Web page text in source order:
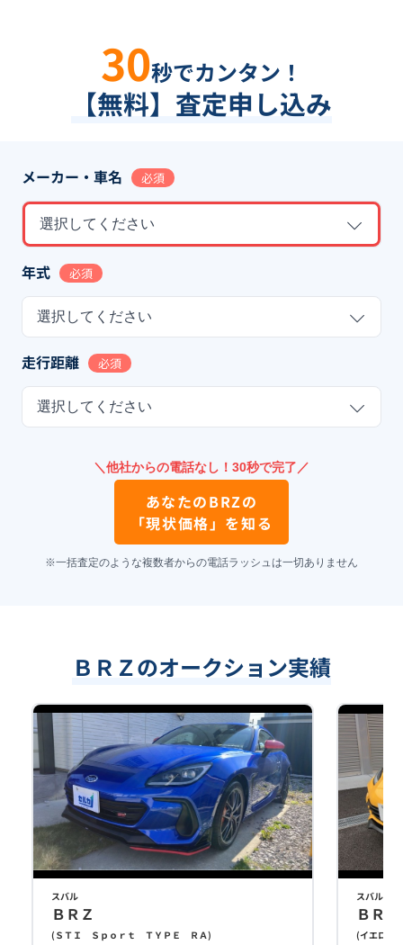
30秒でカンタン！
【無料】査定申し込み
メーカー・車名 必須
選択してください
年式 必須
選択してください
走行距離 必須
選択してください
＼他社からの電話なし！30秒で完了／
あなたのBRZの
「現状価格」を知る
※一括査定のような複数者からの電話ラッシュは一切ありません
ＢＲＺのオークション実績
スバル
ＢＲＺ
( ＳＴＩ Ｓｐｏｒｔ ＴＹＰＥ ＲＡ)
スバル
ＢＲＺ
(イエロー